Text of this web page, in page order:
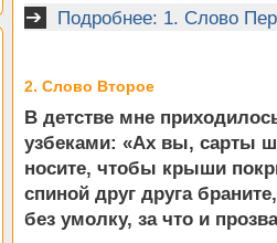
Подробнее: 1. Слово
2. Слово Второе
В детстве мне
узбеками: «Ах вы, сарты
носите, чтобы крыши
спиной друг друга
без умолку, за что и